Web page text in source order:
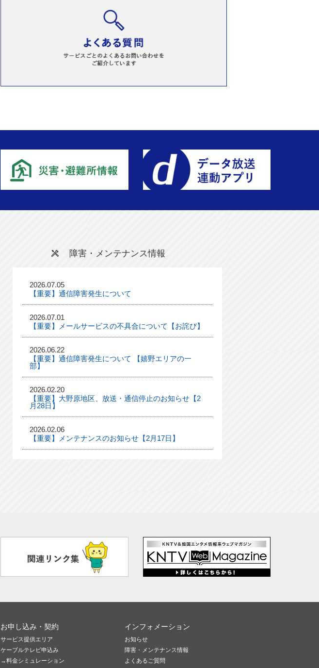
障害・メンテナンス情報
2026.07.05
【重要】通信障害発生について
2026.07.01
【重要】メールサービスの不具合について【お詫び】
2026.06.22
【重要】通信障害発生について 【嬉野エリアの一
部】
2026.02.20
【重要】大野原地区、放送・通信停止のお知らせ【2
月28日】
2026.02.06
【重要】メンテナンスのお知らせ【2月17日】
お申し込み・契約
サービス提供エリア
ケーブルテレビ申込み
→料金シミュレーション
インフォメーション
お知らせ
障害・メンテナンス情報
よくあるご質問